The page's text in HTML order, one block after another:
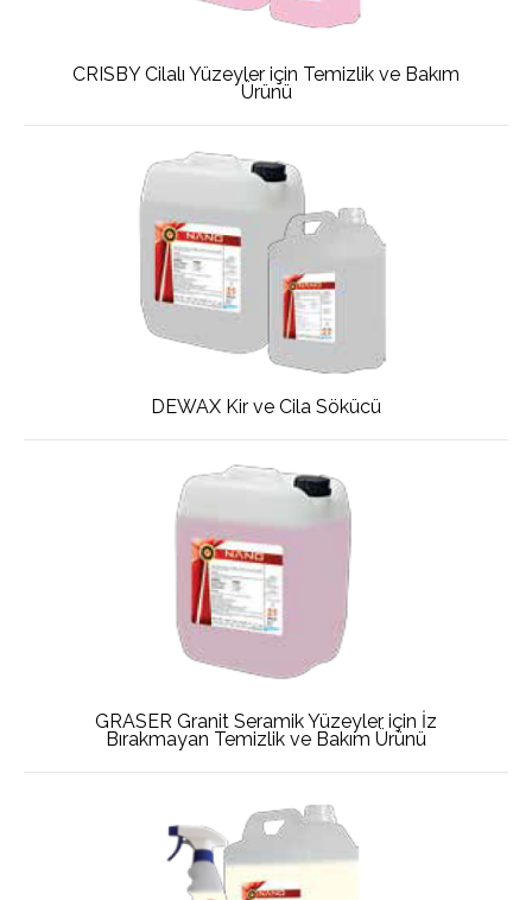
CRISBY Cilalı Yüzeyler için Temizlik ve Bakım
Ürünü
DEWAX Kir ve Cila Sökücü
GRASER Granit Seramik Yüzeyler için İz
Bırakmayan Temizlik ve Bakım Ürünü